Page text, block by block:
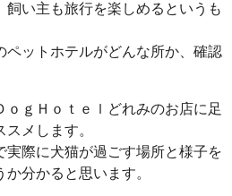
い主も旅行を楽しめるというも
ペットホテルがどんな所か、確認
ｏｇＨｏｔｅｌどれみのお店に足
メします。
実際に犬猫が過ごす場所と様子を
分かると思います。